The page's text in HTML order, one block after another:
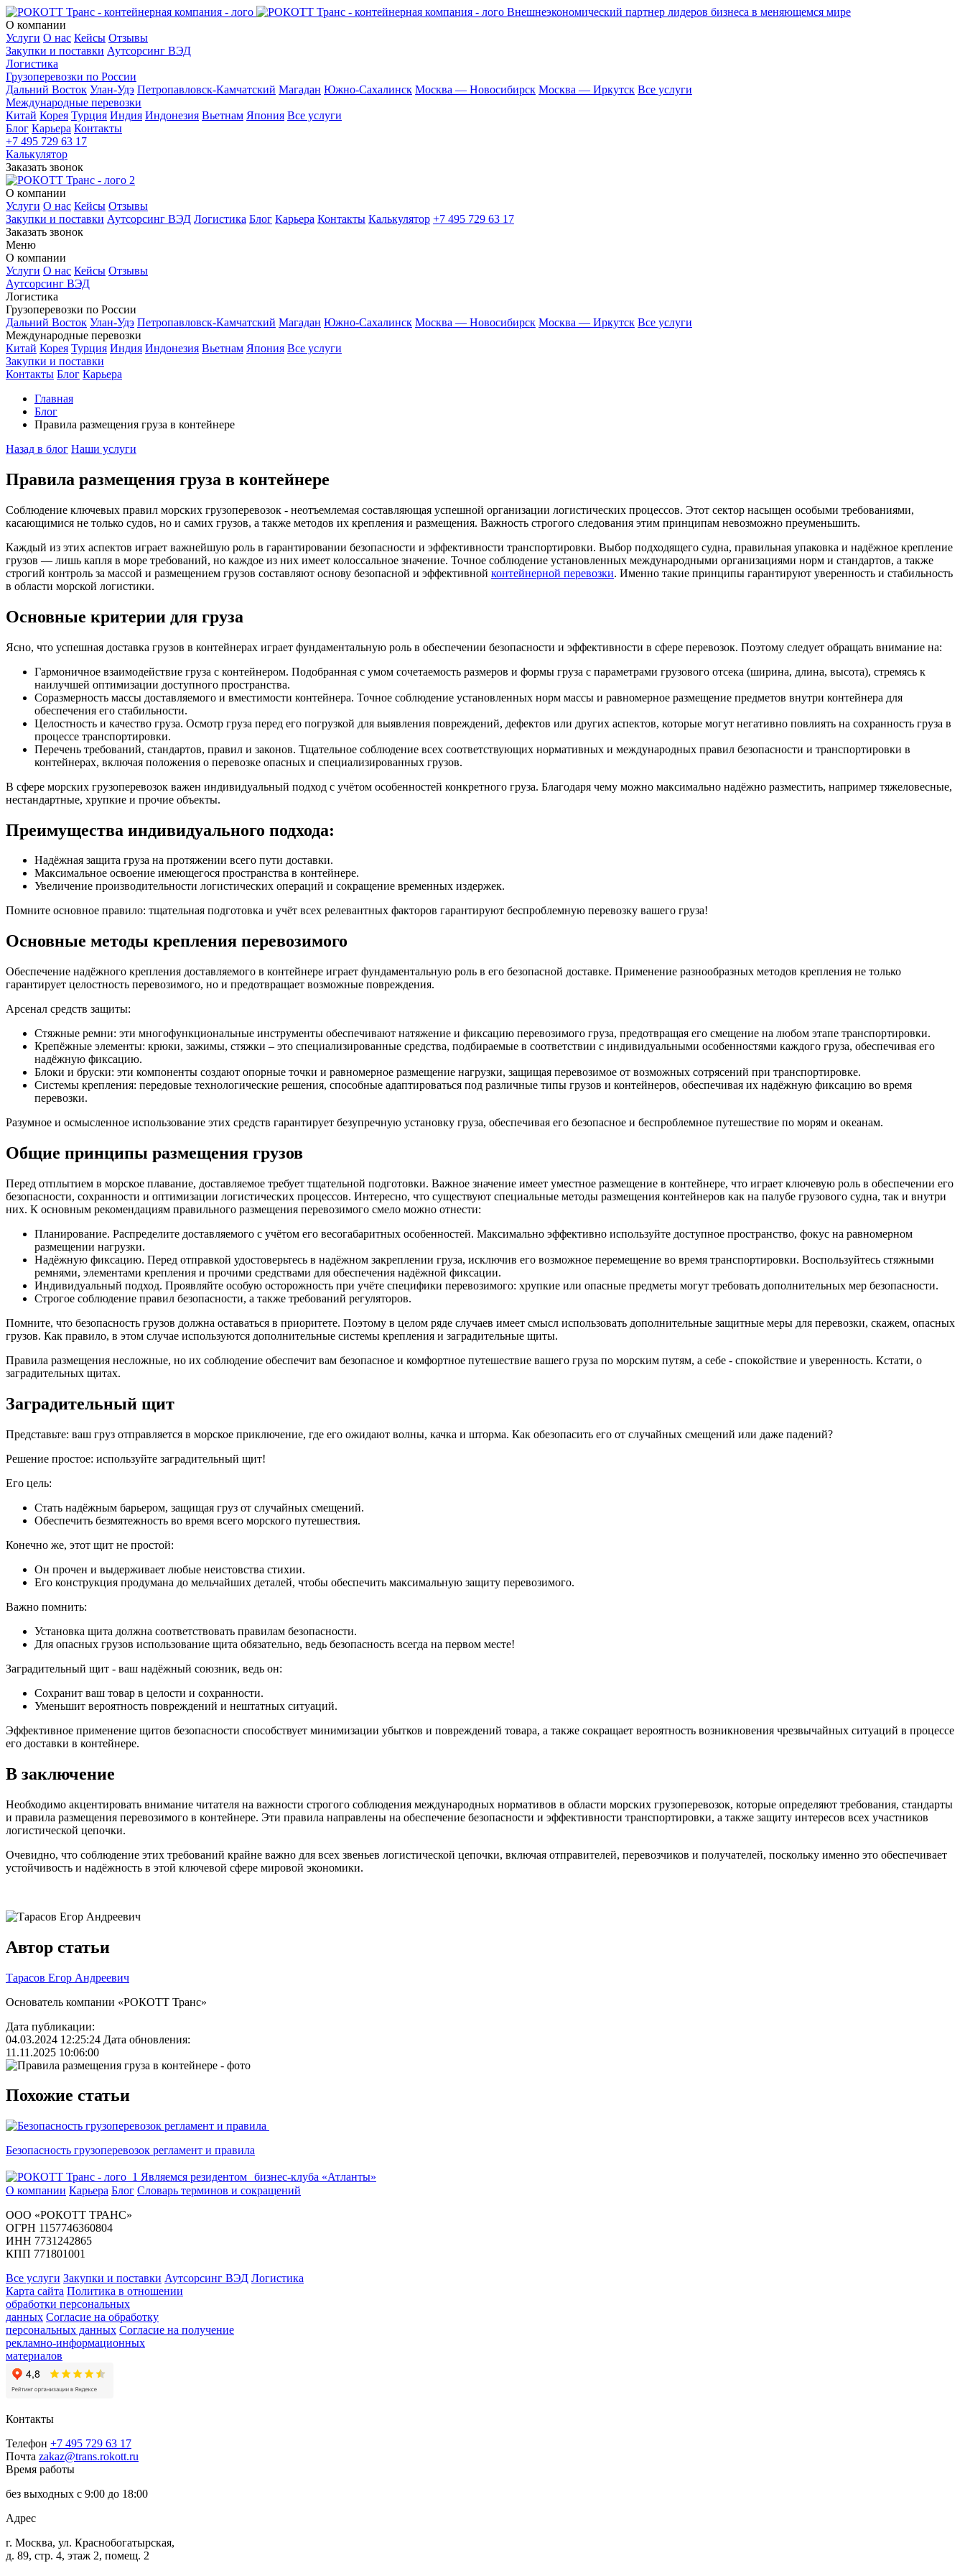
Внешнеэкономический партнер лидеров бизнеса в меняющемся мире
О компании
Услуги О нас Кейсы Отзывы
Закупки и поставки Аутсорсинг ВЭД
Логистика
Грузоперевозки по России
Дальний Восток Улан-Удэ Петропавловск-Камчатский Магадан Южно-Сахалинск Москва — Новосибирск Москва — Иркутск Все услуги
Международные перевозки
Китай Корея Турция Индия Индонезия Вьетнам Япония Все услуги
Блог Карьера Контакты
+7 495 729 63 17
Калькулятор
Заказать звонок
О компании
Услуги О нас Кейсы Отзывы
Закупки и поставки Аутсорсинг ВЭД Логистика Блог Карьера Контакты Калькулятор +7 495 729 63 17
Заказать звонок
Меню
О компании
Услуги О нас Кейсы Отзывы
Аутсорсинг ВЭД
Логистика
Грузоперевозки по России
Дальний Восток Улан-Удэ Петропавловск-Камчатский Магадан Южно-Сахалинск Москва — Новосибирск Москва — Иркутск Все услуги
Международные перевозки
Китай Корея Турция Индия Индонезия Вьетнам Япония Все услуги
Закупки и поставки
Контакты Блог Карьера
Главная
Блог
Правила размещения груза в контейнере
Назад в блог Наши услуги
Правила размещения груза в контейнере
Соблюдение ключевых правил морских грузоперевозок - неотъемлемая составляющая успешной организации логистических процессов. Этот сектор насыщен особыми требованиями,
касающимися не только судов, но и самих грузов, а также методов их крепления и размещения. Важность строгого следования этим принципам невозможно преуменьшить.
Каждый из этих аспектов играет важнейшую роль в гарантировании безопасности и эффективности транспортировки. Выбор подходящего судна, правильная упаковка и надёжное крепление
грузов — лишь капля в море требований, но каждое из них имеет колоссальное значение. Точное соблюдение установленных международными организациями норм и стандартов, а также
строгий контроль за массой и размещением грузов составляют основу безопасной и эффективной контейнерной перевозки. Именно такие принципы гарантируют уверенность и стабильность
в области морской логистики.
Основные критерии для груза
Ясно, что успешная доставка грузов в контейнерах играет фундаментальную роль в обеспечении безопасности и эффективности в сфере перевозок. Поэтому следует обращать внимание на:
Гармоничное взаимодействие груза с контейнером. Подобранная с умом сочетаемость размеров и формы груза с параметрами грузового отсека (ширина, длина, высота), стремясь к
наилучшей оптимизации доступного пространства.
Соразмерность массы доставляемого и вместимости контейнера. Точное соблюдение установленных норм массы и равномерное размещение предметов внутри контейнера для
обеспечения его стабильности.
Целостность и качество груза. Осмотр груза перед его погрузкой для выявления повреждений, дефектов или других аспектов, которые могут негативно повлиять на сохранность груза в
процессе транспортировки.
Перечень требований, стандартов, правил и законов. Тщательное соблюдение всех соответствующих нормативных и международных правил безопасности и транспортировки в
контейнерах, включая положения о перевозке опасных и специализированных грузов.
В сфере морских грузоперевозок важен индивидуальный подход с учётом особенностей конкретного груза. Благодаря чему можно максимально надёжно разместить, например тяжеловесные,
нестандартные, хрупкие и прочие объекты.
Преимущества индивидуального подхода:
Надёжная защита груза на протяжении всего пути доставки.
Максимальное освоение имеющегося пространства в контейнере.
Увеличение производительности логистических операций и сокращение временных издержек.
Помните основное правило: тщательная подготовка и учёт всех релевантных факторов гарантируют беспроблемную перевозку вашего груза!
Основные методы крепления перевозимого
Обеспечение надёжного крепления доставляемого в контейнере играет фундаментальную роль в его безопасной доставке. Применение разнообразных методов крепления не только
гарантирует целостность перевозимого, но и предотвращает возможные повреждения.
Арсенал средств защиты:
Стяжные ремни: эти многофункциональные инструменты обеспечивают натяжение и фиксацию перевозимого груза, предотвращая его смещение на любом этапе транспортировки.
Крепёжные элементы: крюки, зажимы, стяжки – это специализированные средства, подбираемые в соответствии с индивидуальными особенностями каждого груза, обеспечивая его
надёжную фиксацию.
Блоки и бруски: эти компоненты создают опорные точки и равномерное размещение нагрузки, защищая перевозимое от возможных сотрясений при транспортировке.
Системы крепления: передовые технологические решения, способные адаптироваться под различные типы грузов и контейнеров, обеспечивая их надёжную фиксацию во время
перевозки.
Разумное и осмысленное использование этих средств гарантирует безупречную установку груза, обеспечивая его безопасное и беспроблемное путешествие по морям и океанам.
Общие принципы размещения грузов
Перед отплытием в морское плавание, доставляемое требует тщательной подготовки. Важное значение имеет уместное размещение в контейнере, что играет ключевую роль в обеспечении его
безопасности, сохранности и оптимизации логистических процессов. Интересно, что существуют специальные методы размещения контейнеров как на палубе грузового судна, так и внутри
них. К основным рекомендациям правильного размещения перевозимого смело можно отнести:
Планирование. Распределите доставляемого с учётом его весогабаритных особенностей. Максимально эффективно используйте доступное пространство, фокус на равномерном
размещении нагрузки.
Надёжную фиксацию. Перед отправкой удостоверьтесь в надёжном закреплении груза, исключив его возможное перемещение во время транспортировки. Воспользуйтесь стяжными
ремнями, элементами крепления и прочими средствами для обеспечения надёжной фиксации.
Индивидуальный подход. Проявляйте особую осторожность при учёте специфики перевозимого: хрупкие или опасные предметы могут требовать дополнительных мер безопасности.
Строгое соблюдение правил безопасности, а также требований регуляторов.
Помните, что безопасность грузов должна оставаться в приоритете. Поэтому в целом ряде случаев имеет смысл использовать дополнительные защитные меры для перевозки, скажем, опасных
грузов. Как правило, в этом случае используются дополнительные системы крепления и заградительные щиты.
Правила размещения несложные, но их соблюдение обеспечит вам безопасное и комфортное путешествие вашего груза по морским путям, а себе - спокойствие и уверенность. Кстати, о
заградительных щитах.
Заградительный щит
Представьте: ваш груз отправляется в морское приключение, где его ожидают волны, качка и шторма. Как обезопасить его от случайных смещений или даже падений?
Решение простое: используйте заградительный щит!
Его цель:
Стать надёжным барьером, защищая груз от случайных смещений.
Обеспечить безмятежность во время всего морского путешествия.
Конечно же, этот щит не простой:
Он прочен и выдерживает любые неистовства стихии.
Его конструкция продумана до мельчайших деталей, чтобы обеспечить максимальную защиту перевозимого.
Важно помнить:
Установка щита должна соответствовать правилам безопасности.
Для опасных грузов использование щита обязательно, ведь безопасность всегда на первом месте!
Заградительный щит - ваш надёжный союзник, ведь он:
Сохранит ваш товар в целости и сохранности.
Уменьшит вероятность повреждений и нештатных ситуаций.
Эффективное применение щитов безопасности способствует минимизации убытков и повреждений товара, а также сокращает вероятность возникновения чрезвычайных ситуаций в процессе
его доставки в контейнере.
В заключение
Необходимо акцентировать внимание читателя на важности строгого соблюдения международных нормативов в области морских грузоперевозок, которые определяют требования, стандарты
и правила размещения перевозимого в контейнере. Эти правила направлены на обеспечение безопасности и эффективности транспортировки, а также защиту интересов всех участников
логистической цепочки.
Очевидно, что соблюдение этих требований крайне важно для всех звеньев логистической цепочки, включая отправителей, перевозчиков и получателей, поскольку именно это обеспечивает
устойчивость и надёжность в этой ключевой сфере мировой экономики.
Автор статьи
Тарасов Егор Андреевич
Основатель компании «РОКОТТ Транс»
Дата публикации:
04.03.2024 12:25:24 Дата обновления:
11.11.2025 10:06:00
Похожие статьи
Безопасность грузоперевозок регламент и правила
Являемся резидентом бизнес-клуба «Атланты»
О компании Карьера Блог Словарь терминов и сокращений
ООО «РОКОТТ ТРАНС»
ОГРН 1157746360804
ИНН 7731242865
КПП 771801001
Все услуги Закупки и поставки Аутсорсинг ВЭД Логистика
Карта сайта Политика в отношении
обработки персональных
данных Согласие на обработку
персональных данных Согласие на получение
рекламно-информационных
материалов
Контакты
Телефон +7 495 729 63 17
Почта zakaz@trans.rokott.ru
Время работы
без выходных с 9:00 до 18:00
Адрес
г. Москва, ул. Краснобогатырская,
д. 89, стр. 4, этаж 2, помещ. 2